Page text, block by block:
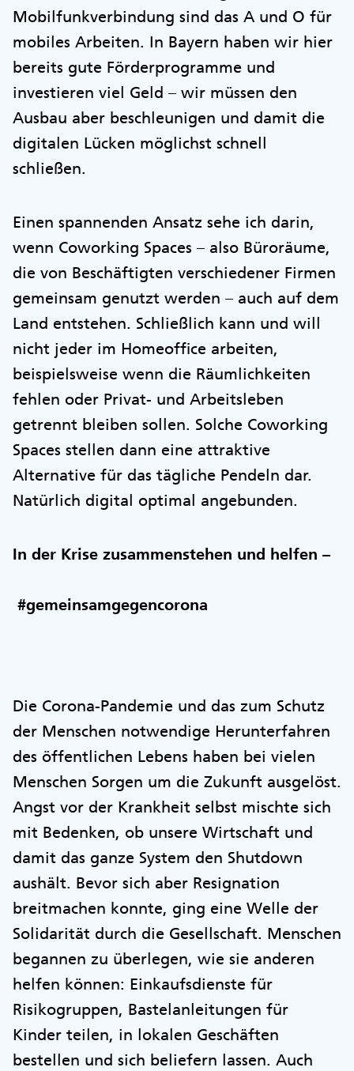
Mobilfunkverbindung sind das A und O für
mobiles Arbeiten. In Bayern haben wir hier
bereits gute Förderprogramme und
investieren viel Geld – wir müssen den
Ausbau aber beschleunigen und damit die
digitalen Lücken möglichst schnell
schließen.
Einen spannenden Ansatz sehe ich darin,
wenn Coworking Spaces – also Büroräume,
die von Beschäftigten verschiedener Firmen
gemeinsam genutzt werden – auch auf dem
Land entstehen. Schließlich kann und will
nicht jeder im Homeoffice arbeiten,
beispielsweise wenn die Räumlichkeiten
fehlen oder Privat- und Arbeitsleben
getrennt bleiben sollen. Solche Coworking
Spaces stellen dann eine attraktive
Alternative für das tägliche Pendeln dar.
Natürlich digital optimal angebunden.
In der Krise zusammenstehen und helfen –
#gemeinsamgegencorona
Die Corona-Pandemie und das zum Schutz
der Menschen notwendige Herunterfahren
des öffentlichen Lebens haben bei vielen
Menschen Sorgen um die Zukunft ausgelöst.
Angst vor der Krankheit selbst mischte sich
mit Bedenken, ob unsere Wirtschaft und
damit das ganze System den Shutdown
aushält. Bevor sich aber Resignation
breitmachen konnte, ging eine Welle der
Solidarität durch die Gesellschaft. Menschen
begannen zu überlegen, wie sie anderen
helfen können: Einkaufsdienste für
Risikogruppen, Bastelanleitungen für
Kinder teilen, in lokalen Geschäften
bestellen und sich beliefern lassen. Auch